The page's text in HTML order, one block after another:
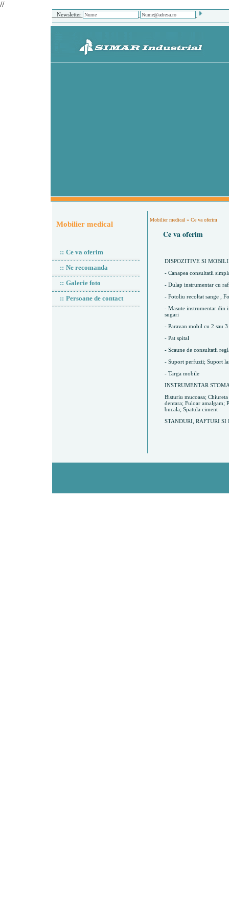
//
Newsletter
Mobilier medical
:: Ce va oferim
:: Ne recomanda
:: Galerie foto
:: Persoane de contact
Mobilier medical » Ce va oferim
Ce va oferim
DISPOZITIVE SI
- Canapea consultatii
- Dulap instrumentar cu
- Fotoliu recoltat sange ,
- Masute instrumentar din
sugari
- Paravan mobil cu 2 sau
- Pat spital
- Scaune de consultatii
- Suport perfuzii; Suport
- Targa mobile
INSTRUMENTAR
Bisturiu mucoasa;
dentara; Fuloar amalgam;
bucala; Spatula ciment
STANDURI, RAFTURI SI